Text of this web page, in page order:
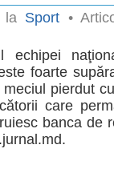
la Sport •
echipei
foarte
pierdut
care
banca de